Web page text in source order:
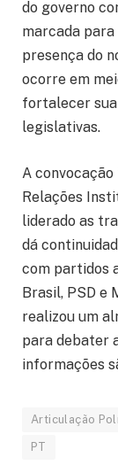
do governo
marcada
presença do
ocorre em
fortalecer
legislativas.
A
Relações
liderado as
dá
com partidos
Brasil, PSD e
realizou um
para debater
informações
Articulação
PT